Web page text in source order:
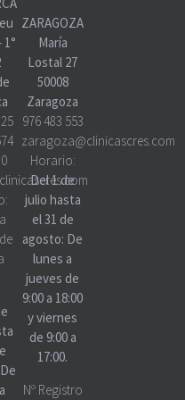
1°
ZARAGOZA
María
Lostal 27
50008
Zaragoza
976 483 553
zaragoza@clinicascres.com
Horario:
Del 1 de
julio hasta
el 31 de
agosto: De
lunes a
jueves de
9:00 a 18:00
y viernes
de 9:00 a
17:00.
Nº Registro